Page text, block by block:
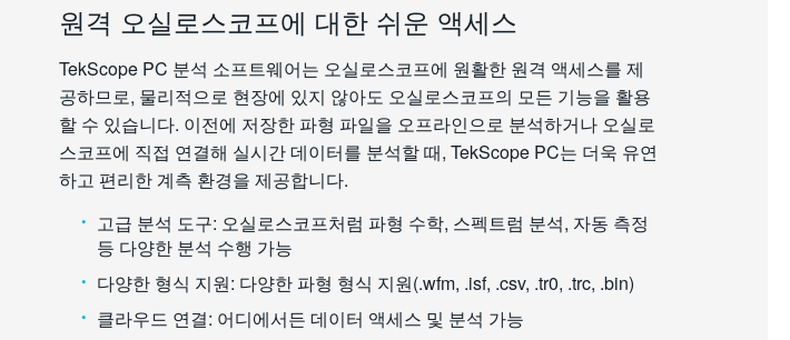
원격 오실로스코프에 대한 쉬운 액세스
TekScope PC 분석 소프트웨어는 오실로스코프에 원활한 원격 액세스를 제
공하므로, 물리적으로 현장에 있지 않아도 오실로스코프의 모든 기능을 활용
할 수 있습니다. 이전에 저장한 파형 파일을 오프라인으로 분석하거나 오실로
스코프에 직접 연결해 실시간 데이터를 분석할 때, TekScope PC는 더욱 유연
하고 편리한 계측 환경을 제공합니다.
고급 분석 도구: 오실로스코프처럼 파형 수학, 스펙트럼 분석, 자동 측정
등 다양한 분석 수행 가능
다양한 형식 지원: 다양한 파형 형식 지원(.wfm, .isf, .csv, .tr0, .trc, .bin)
클라우드 연결: 어디에서든 데이터 액세스 및 분석 가능